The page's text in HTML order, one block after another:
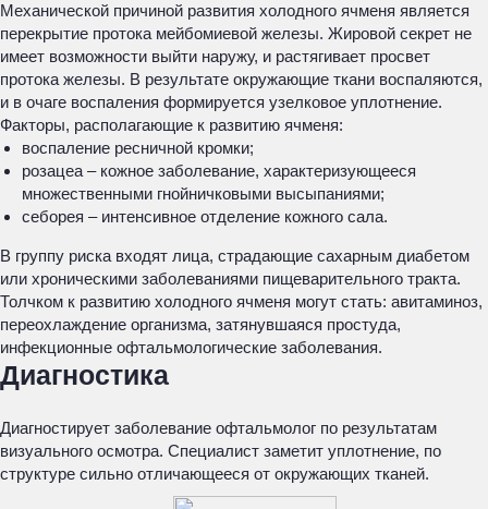
Механической причиной развития холодного ячменя является
перекрытие протока мейбомиевой железы. Жировой секрет не
имеет возможности выйти наружу, и растягивает просвет
протока железы. В результате окружающие ткани воспаляются,
и в очаге воспаления формируется узелковое уплотнение.
Факторы, располагающие к развитию ячменя:
воспаление ресничной кромки;
розацеа – кожное заболевание, характеризующееся
множественными гнойничковыми высыпаниями;
себорея – интенсивное отделение кожного сала.
В группу риска входят лица, страдающие сахарным диабетом
или хроническими заболеваниями пищеварительного тракта.
Толчком к развитию холодного ячменя могут стать: авитаминоз,
переохлаждение организма, затянувшаяся простуда,
инфекционные офтальмологические заболевания.
Диагностика
Диагностирует заболевание офтальмолог по результатам
визуального осмотра. Специалист заметит уплотнение, по
структуре сильно отличающееся от окружающих тканей.